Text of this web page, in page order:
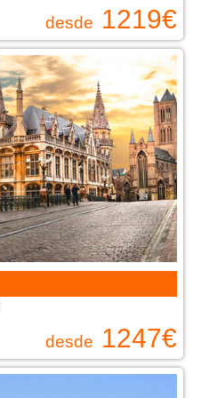
desde 1219€
desde 1247€